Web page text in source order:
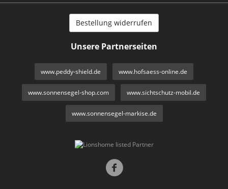
Bestellung widerrufen
Unsere Partnerseiten
www.peddy-shield.de www.hofsaess-online.de
www.sonnensegel-shop.com www.sichtschutz-mobil.de
www.sonnensegel-markise.de